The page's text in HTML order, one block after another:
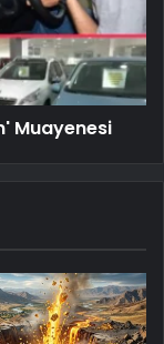
Muayenesi